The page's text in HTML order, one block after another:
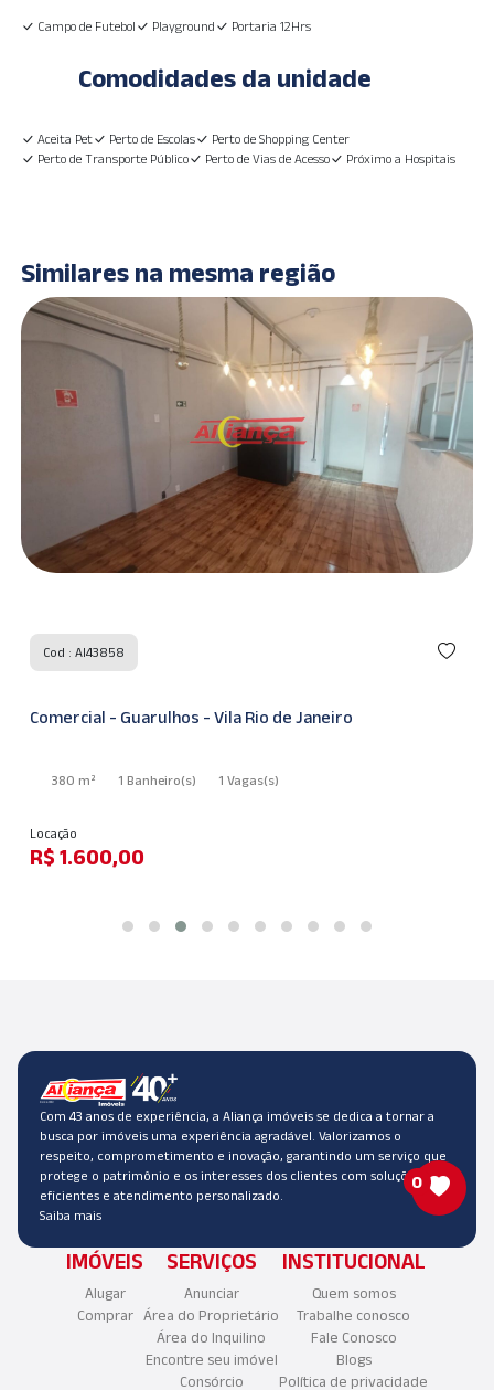
Campo de Futebol Playground Portaria 12Hrs
Comodidades da unidade
Aceita Pet Perto de Escolas
Perto de Shopping Center
Perto de Transporte Público
Perto de Vias de Acesso Próximo a Hospitais
Similares na mesma região
Cod : AI43858
Comercial - Guarulhos - Vila Rio de Janeiro
380 m² 1 Banheiro(s) 1 Vagas(s)
Locação
R$ 1.600,00
Com 43 anos de experiência, a Aliança imóveis se dedica a tornar a
busca por imóveis uma experiência agradável. Valorizamos o
respeito, comprometimento e inovação, garantindo um serviço que
protege o patrimônio e os interesses dos clientes com soluções
eficientes e atendimento personalizado.
Saiba mais
IMÓVEIS
Alugar
Comprar
SERVIÇOS
Anunciar
Área do Proprietário
Área do Inquilino
Encontre seu imóvel
Consórcio
INSTITUCIONAL
Quem somos
Trabalhe conosco
Fale Conosco
Blogs
Política de privacidade
0